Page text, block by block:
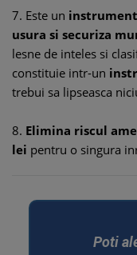
7. Este un
usura si securiza
lesne de inteles si
constituie intr-un
trebui sa lipseasca
8. Elimina riscul
lei pentru o singura
Poti